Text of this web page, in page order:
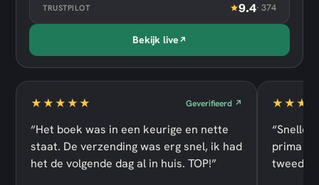
TRUSTPILOT 9.4· 374
Bekijk live↗
★★★★★ Geverifieerd ↗
“Het boek was in een keurige en nette
staat. De verzending was erg snel, ik had
het de volgende dag al in huis. TOP!”
“Snelle
prima